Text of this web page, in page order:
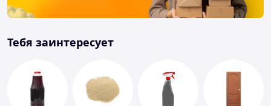
Тебя заинтересует